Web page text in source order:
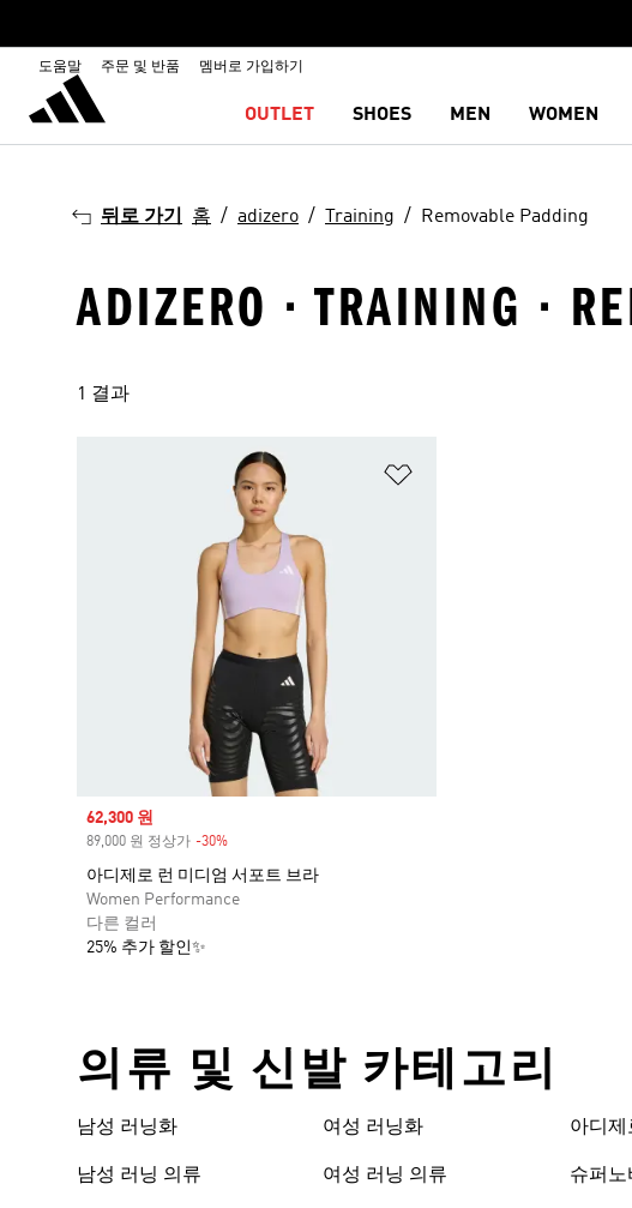
도움말 주문 및 반품 멤버로 가입하기
OUTLET SHOES MEN WOMEN
뒤로 가기 홈 adizero Training Removable Padding
ADIZERO · TRAINING ·
1 결과
Sale price
62,300 원
89,000 원 정상가 -30%
아디제로 런 미디엄 서포트 브라
Women Performance
다른 컬러
25% 추가 할인✨
의류 및 신발 카테고리
남성 러닝화
남성 러닝 의류
여성 러닝화
여성 러닝 의류
아디제
슈퍼노